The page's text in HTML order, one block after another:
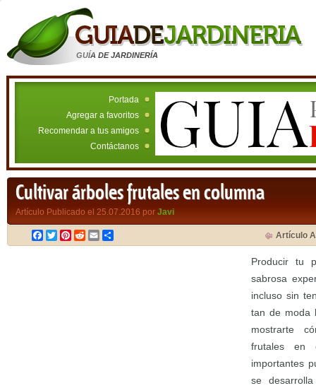
GUÍA DE JARDINERÍA
Portada
Agregar a favoritos
Recomendar a tus amigos
Contáctanos
Cultivar árboles frutales en columna
Artículo Publicado el 25.07.2016 por Javi
Facebook
TwitterPinterest
RedditEmail Artículo
Producir tu
sabrosa
incluso sin
tan de moda
mostrarte
frutales en
importantes
se